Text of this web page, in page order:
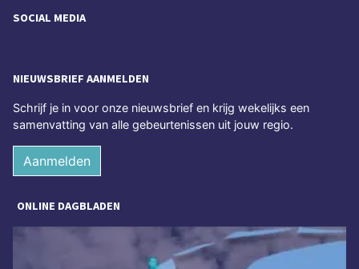
SOCIAL MEDIA
NIEUWSBRIEF AANMELDEN
Schrijf je in voor onze nieuwsbrief en krijg wekelijks een
samenvatting van alle gebeurtenissen uit jouw regio.
Aanmelden
ONLINE DAGBLADEN